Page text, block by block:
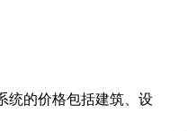
统的价格包括建筑、设